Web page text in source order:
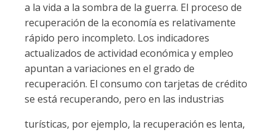
a la vida a la sombra de la guerra. El proceso de
recuperación de la economía es relativamente
rápido pero incompleto. Los indicadores
actualizados de actividad económica y empleo
apuntan a variaciones en el grado de
recuperación. El consumo con tarjetas de crédito
se está recuperando, pero en las industrias
turísticas, por ejemplo, la recuperación es lenta,